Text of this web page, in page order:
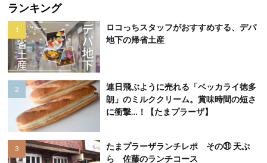
ランキング
ロコっちスタッフがおすすめする、デパ
地下の帰省土産
連日飛ぶように売れる「ベッカライ徳多
朗」のミルククリーム。賞味時間の短さ
に衝撃…！【たまプラーザ】
たまプラーザランチレポ その㉛ 天ぷ
ら 佐藤のランチコース